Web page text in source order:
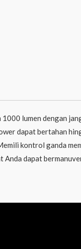
lumen dengan
dapat bertahan
kontrol ganda
dapat